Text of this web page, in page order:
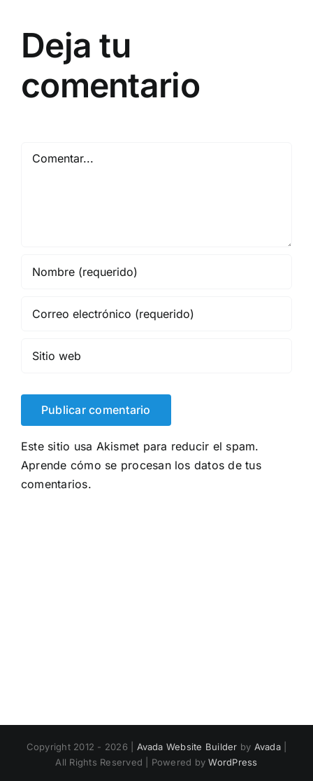
Deja tu
comentario
Este sitio usa Akismet para reducir el spam.
Aprende cómo se procesan los datos de tus
comentarios.
Copyright 2012 - 2026 | Avada Website Builder by Avada|
All Rights Reserved | Powered byWordPress